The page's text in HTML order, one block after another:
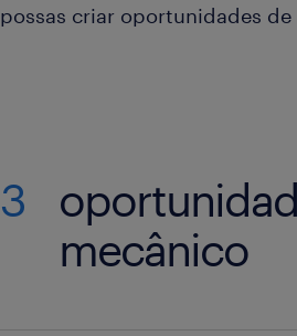
possas criar oportunidades
3
mecânico